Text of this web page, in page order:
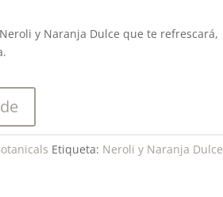
y Naranja Dulce que te refrescará,
Etiqueta: Neroli y Naranja Dulce